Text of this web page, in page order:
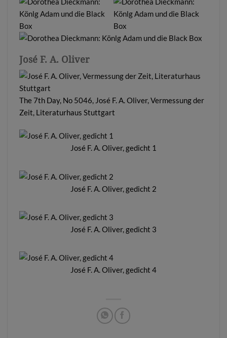
José F. A. Oliver
The 7th Day, No 5046, José F. A. Oliver, Vermessung der
Zeit, Literaturhaus Stuttgart
José F. A. Oliver, gedicht 1
José F. A. Oliver, gedicht 2
José F. A. Oliver, gedicht 3
José F. A. Oliver, gedicht 4